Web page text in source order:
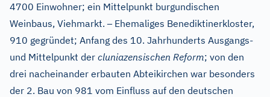
4700 Einwohner; ein Mittelpunkt burgundischen
Weinbaus, Viehmarkt.–Ehemaliges Benediktinerkloster,
910 gegründet; Anfang des 10. Jahrhunderts Ausgangs-
und Mittelpunkt der cluniazensischen Reform; von den
drei nacheinander erbauten Abteikirchen war besonders
der 2. Bau von 981 vom Einfluss auf den deutschen